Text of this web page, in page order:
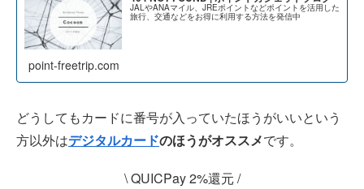
JALやANAマイル、JREポイントなどポイントを活用した
旅行、交通などをお得に利用する方法を発信中
point-freetrip.com
どうしてもカードに番号が入っていたほうがいいという
方以外はデジタルカードのほうがオススメです。
\ QUICPay 2%還元 /